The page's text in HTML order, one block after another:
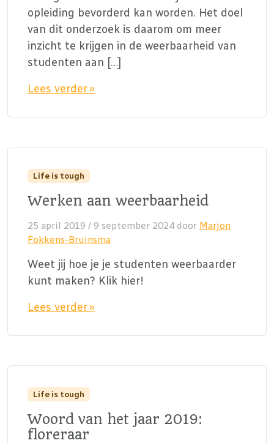
opleiding bevorderd kan worden. Het doel
van dit onderzoek is daarom om meer
inzicht te krijgen in de weerbaarheid van
studenten aan […]
Lees verder »
Life is tough
Werken aan weerbaarheid
25 april 2019 / 9 september 2024 door Marjon
Fokkens-Bruinsma
Weet jij hoe je je studenten weerbaarder
kunt maken? Klik hier!
Lees verder »
Life is tough
Woord van het jaar 2019:
floreraar